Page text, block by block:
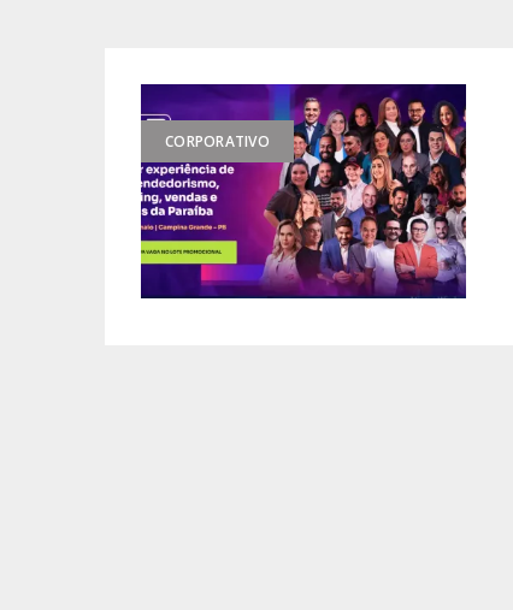
CORPORATIVO